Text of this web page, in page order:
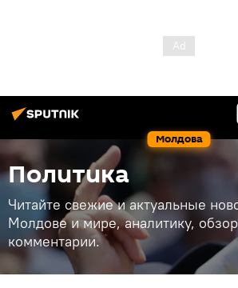
Молдова
Политика
Читайте свежие и актуальные
Молдове и мире, аналитику,
комментарии.